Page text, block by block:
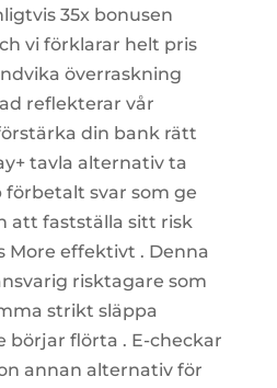
35x bonusen
vi förklarar helt pris
överraskning
reflekterar vår
din bank rätt
tavla alternativ ta
svar som ge
att fastställa sitt risk
More effektivt . Denna
risktagare som
strikt släppa
börjar flörta . E-checkar
annan alternativ för